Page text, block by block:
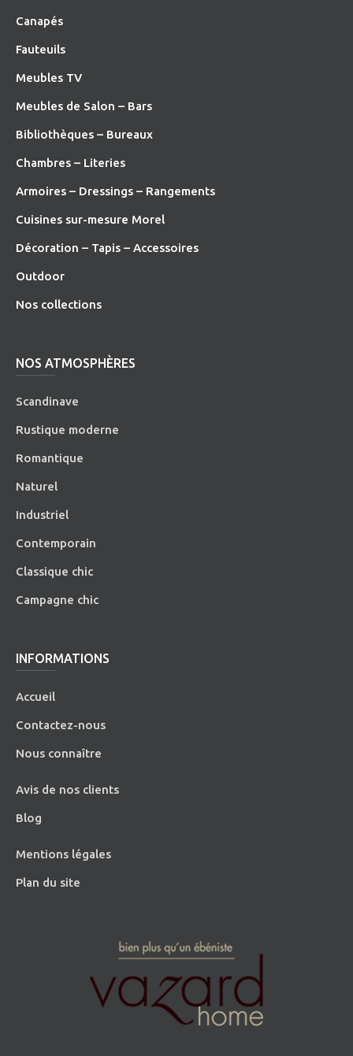
Canapés
Fauteuils
Meubles TV
Meubles de Salon – Bars
Bibliothèques – Bureaux
Chambres – Literies
Armoires – Dressings – Rangements
Cuisines sur-mesure Morel
Décoration – Tapis – Accessoires
Outdoor
Nos collections
NOS ATMOSPHÈRES
Scandinave
Rustique moderne
Romantique
Naturel
Industriel
Contemporain
Classique chic
Campagne chic
INFORMATIONS
Accueil
Contactez-nous
Nous connaître
Avis de nos clients
Blog
Mentions légales
Plan du site